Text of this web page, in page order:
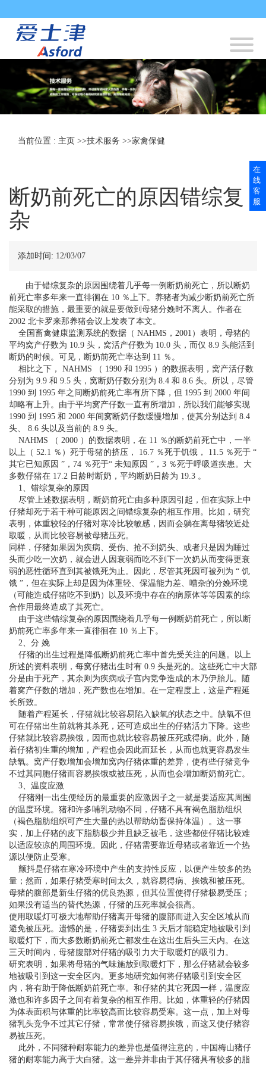
当前位置 : 主页 >>技术服务 >>家禽保健
断奶前死亡的原因错综复
杂
添加时间: 12/03/07
由于错综复杂的原因围绕着几乎每一例断奶前死亡，所以断奶
前死亡率多年来一直徘徊在 10 ％上下。养猪者为减少断奶前死亡所
能采取的措施，最重要的就是要做到母猪分娩时不离人。作者在
2002 北卡罗来那养猪会议上发表了本文。
全国畜禽健康监测系统的数据（ NAHMS，2001）表明，母猪的
平均窝产仔数为 10.9 头，窝活产仔数为 10.0 头，而仅 8.9 头能活到
断奶的时候。可见，断奶前死亡率达到 11 ％。
相比之下， NAHMS （ 1990 和 1995 ）的数据表明，窝产活仔数
分别为 9.9 和 9.5 头，窝断奶仔数分别为 8.4 和 8.6 头。所以，尽管
1990 到 1995 年之间断奶前死亡率有所下降，但 1995 到 2000 年间
却略有上升。由于平均窝产仔数一直有所增加，所以我们能够实现
1990 到 1995 和 2000 年间窝断奶仔数缓慢增加，使其分别达到 8.4
头、 8.6 头以及当前的 8.9 头。
NAHMS （ 2000 ）的数据表明，在 11 ％的断奶前死亡中，一半
以上（ 52.1 ％）死于母猪的挤压， 16.7 ％死于饥饿， 11.5 ％死于 “
其它已知原因 ”，74 ％死于“ 未知原因 ”，3 ％死于呼吸道疾患。大
多数仔猪在 17.2 日龄时断奶，平均断奶日龄为 19.3 。
1、错综复杂的原因
尽管上述数据表明，断奶前死亡由多种原因引起，但在实际上中
仔猪却死于若干种可能原因之间错综复杂的相互作用。比如，研究
表明，体重较轻的仔猪对寒冷比较敏感，因而会躺在离母猪较近处
取暖，从而比较容易被母猪压死。
同样，仔猪如果因为疾病、受伤、抢不到奶头、或者只是因为睡过
头而少吃一次奶，就会进人因衰弱而吃不到下一次奶从而变得更衰
弱的恶性循环直到其被饿死为止。因此，尽管其死因可被列为 “ 饥
饿 ”，但在实际上却是因为体重轻、保温能力差、嘈杂的分娩环境
（可能造成仔猪吃不到奶）以及环境中存在的病原体等等因素的综
合作用最终造成了其死亡。
由于这些错综复杂的原因围绕着几乎每一例断奶前死亡，所以断
奶前死亡率多年来一直徘徊在 10 ％上下。
2、分 娩
仔猪的出生过程是降低断奶前死亡率中首先受关注的问题。以上
所述的资料表明，每窝仔猪出生时有 0.9 头是死的。这些死亡中大部
分是由于死产，其余则为疾病或子宫内竞争造成的木乃伊胎儿。随
着窝产仔数的增加，死产数也在增加。在一定程度上，这是产程延
长所致。
随着产程延长，仔猪就比较容易陷入缺氧的状态之中。缺氧不但
可在仔猪出生前就将其杀死，还可造成出生的仔猪活力下降。这些
仔猪就比较容易挨饿，因而也就比较容易被压死或得病。此外，随
着仔猪初生重的增加，产程也会因此而延长，从而也就更容易发生
缺氧。窝产仔数增加会增加窝内仔猪体重的差异，使有些仔猪竞争
不过其同胞仔猪而容易挨饿或被压死，从而也会增加断奶前死亡。
3、温度应激
仔猪刚一出生便经历的最重要的应激因子之一就是要适应其周围
的温度环境。猪和许多哺乳动物不同，仔猪不具有褐色脂肪组织
（褐色脂肪组织可产生大量的热以帮助幼畜保持体温）。这一事
实，加上仔猪的皮下脂肪极少并且缺乏被毛，这些都使仔猪比较难
以适应较凉的周围环境。因此，仔猪需要靠近母猪或者靠近一个热
源以便防止受寒。
颤抖是仔猪在寒冷环境中产生的支持性反应，以便产生较多的热
量；然而，如果仔猪受寒时间太久，就容易得病、挨饿和被压死。
母猪的腹部是新生仔猪的优良热源，但其位置使得仔猪极易受压；
如果没有适当的替代热源，仔猪的压死率就会很高。
使用取暖灯可极大地帮助仔猪离开母猪的腹部而进入安全区域从而
避免被压死。遗憾的是，仔猪要到出生 3 天后才能稳定地被吸引到
取暖灯下，而大多数断奶前死亡都发生在这出生后头三天内。在这
三天时间内，母猪腹部对仔猪的吸引力大于取暖灯的吸引力。
研究表明，如果将母猪的气味施放到取暖灯下，那么仔猪就会较多
地被吸引到这一安全区内。更多地研究如何将仔猪吸引到安全区
内，将有助于降低断奶前死亡率。和仔猪的其它死因一样，温度应
激也和许多因子之间有着复杂的相互作用。比如，体重轻的仔猪因
为体表面积与体重的比率较高而比较容易受寒。这一点，加上对母
猪乳头竞争不过其它仔猪，常常使仔猪容易挨饿，而这又使仔猪容
易被压死。
此外，不同猪种耐寒能力的差异也是值得注意的，中国梅山猪仔
猪的耐寒能力高于大白猪。这一差异并非由于其仔猪具有较多的脂
在
线
客
服